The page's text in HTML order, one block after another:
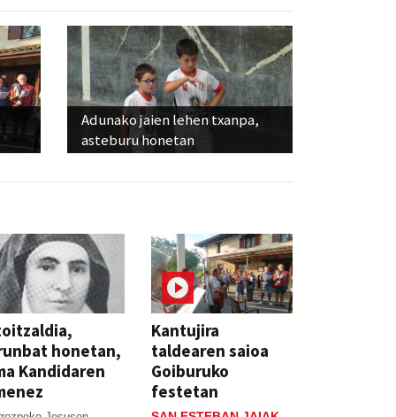
Adunako jaien lehen txanpa,
asteburu honetan
honetan,
Kandidaren
Kantujira
taldearen saioa
Goiburuko
festetan